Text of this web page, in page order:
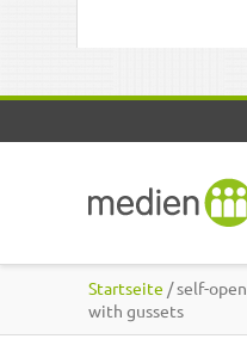
Startseite / self-
with gussets